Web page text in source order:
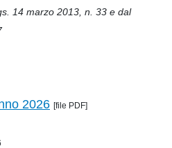
14 marzo 2013, n. 33 e dal
2026 [file PDF]